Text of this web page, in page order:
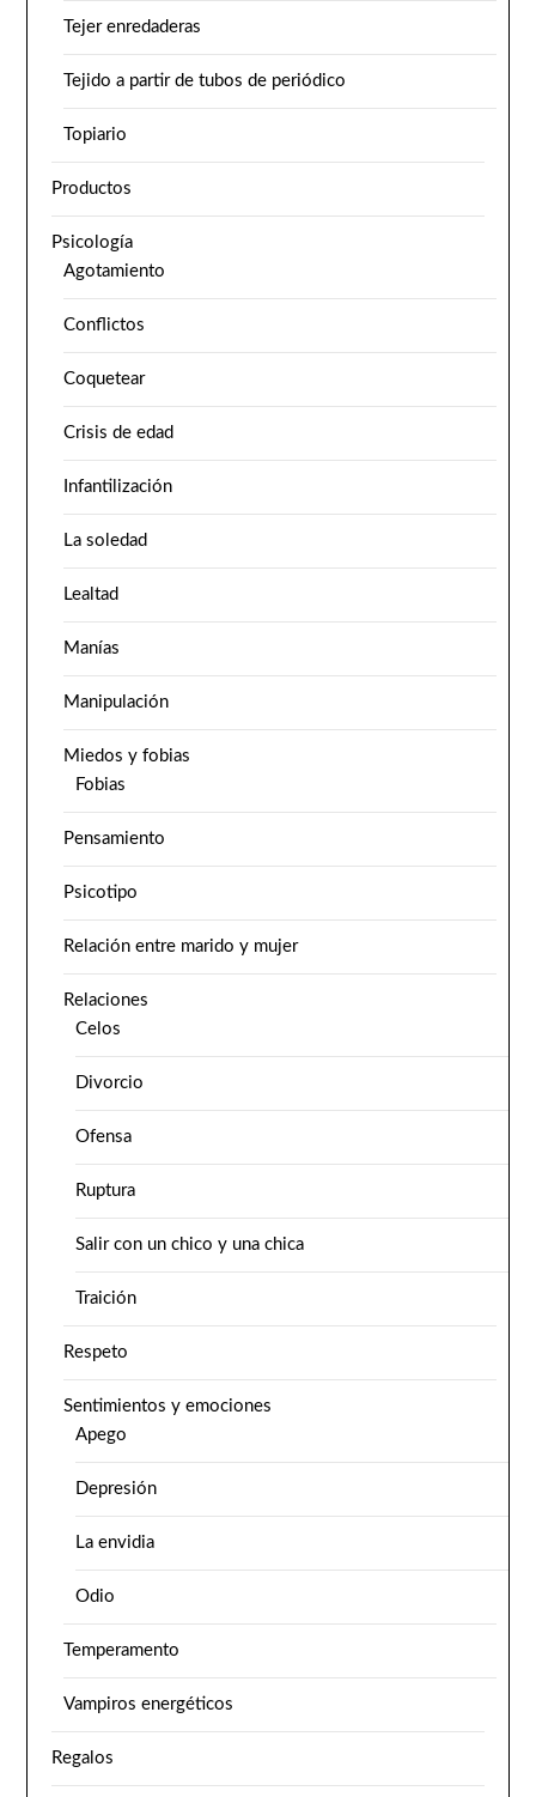
Tejer enredaderas
Tejido a partir de tubos de periódico
Topiario
Productos
Psicología
Agotamiento
Conflictos
Coquetear
Crisis de edad
Infantilización
La soledad
Lealtad
Manías
Manipulación
Miedos y fobias
Fobias
Pensamiento
Psicotipo
Relación entre marido y mujer
Relaciones
Celos
Divorcio
Ofensa
Ruptura
Salir con un chico y una chica
Traición
Respeto
Sentimientos y emociones
Apego
Depresión
La envidia
Odio
Temperamento
Vampiros energéticos
Regalos